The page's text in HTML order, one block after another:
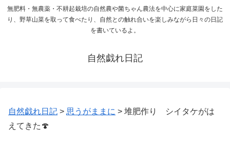
無肥料・無農薬・不耕起栽培の自然農や菌ちゃん農法を中心に家庭菜園をした
り、野草山菜を取って食べたり、自然との触れ合いを楽しみながら日々の日記
を書いているよ。
自然戯れ日記
自然戯れ日記 > 思うがままに > 堆肥作り シイタケがは
えてきた🍄